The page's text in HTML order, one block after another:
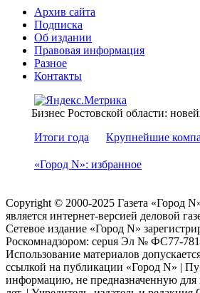
Архив сайта
Подписка
Об издании
Правовая информация
Разное
Контакты
Бизнес Ростовской области:
Итоги года
Крупнейшие
«Город N»: избранное
Copyright © 2000-2025 Газета «Город
является интернет-версией деловой
Сетевое издание «Город N»
Роскомнадзором: серuя Эл № ФС77-
Использование материалов
ссылкой на публикации «Город N» |
информацию, не предназначенную для